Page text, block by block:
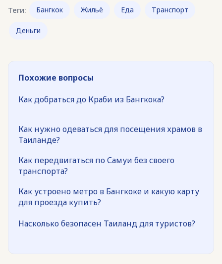
Теги: Бангкок Жильё Еда Транспорт
Деньги
Похожие вопросы
Как добраться до Краби из Бангкока?
Как нужно одеваться для посещения храмов в
Таиланде?
Как передвигаться по Самуи без своего
транспорта?
Как устроено метро в Бангкоке и какую карту
для проезда купить?
Насколько безопасен Таиланд для туристов?